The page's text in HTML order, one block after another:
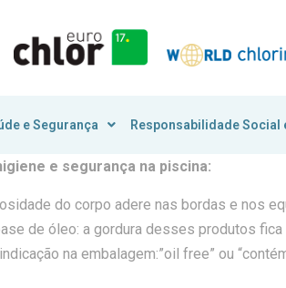
e Segurança Responsabilidade Social
e segurança na piscina:
do corpo adere nas bordas e nos
de óleo: a gordura desses produtos
na embalagem:”oil free” ou